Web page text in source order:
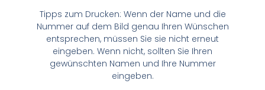
Tipps zum Drucken: Wenn der Name und die
Nummer auf dem Bild genau Ihren Wünschen
entsprechen, müssen Sie sie nicht erneut
eingeben. Wenn nicht, sollten Sie Ihren
gewünschten Namen und Ihre Nummer
eingeben.